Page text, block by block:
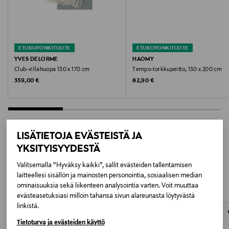
LISÄTIETOJA EVÄSTEISTÄ JA
YKSITYISYYDESTÄ
Valitsemalla “Hyväksy kaikki”, sallit evästeiden tallentamisen
laitteellesi sisällön ja mainosten personointia, sosiaalisen median
ominaisuuksia sekä liikenteen analysointia varten. Voit muuttaa
evästeasetuksiasi milloin tahansa sivun alareunasta löytyvästä
linkistä.
Tietoturva ja evästeiden käyttö
Koko
130 x 170 cm
Valmistusmaa
Valmistaja
BoConcept A/S
Valmistajan osoite
Fabriksvej 4, DK-6870 Ølgod, Denmark
ETUKUPONKITUOTE
YVES DELORME
Club-villahuopa 130 x 170 cm
Original Price
339,00 €
ETUKUPONKITUOTE
HAOMY
Tempo-torkkupeitto, 130 x 200 cm
Original Price
82,90 €
LISÄÄ KIINNOSTAVIA
TUOTTEITA